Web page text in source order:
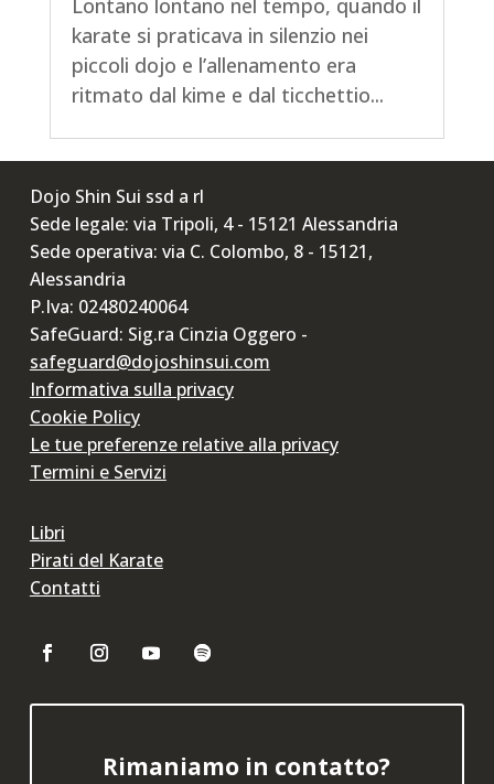
Lontano lontano nel tempo, quando il
karate si praticava in silenzio nei
piccoli dojo e l’allenamento era
ritmato dal kime e dal ticchettio...
Dojo Shin Sui ssd a rl
Sede legale: via Tripoli, 4 - 15121 Alessandria
Sede operativa: via C. Colombo, 8 - 15121,
Alessandria
P.Iva: 02480240064
SafeGuard: Sig.ra Cinzia Oggero -
safeguard@dojoshinsui.com
Informativa sulla privacy
Cookie Policy
Le tue preferenze relative alla privacy
Termini e Servizi
Libri
Pirati del Karate
Contatti
Rimaniamo in contatto?